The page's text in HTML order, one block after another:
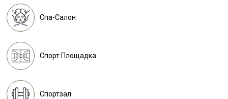
Спа-Салон
Спорт Площадка
Спортзал